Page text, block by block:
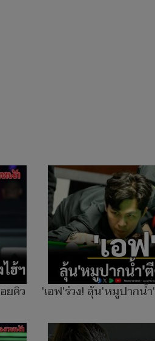
ยคิว
'เอฟ'ร่วง! ลุ้น'หมูปากน้